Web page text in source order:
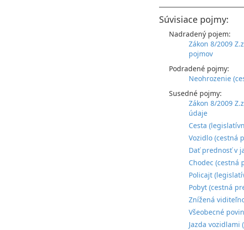
Súvisiace pojmy:
Nadradený pojem:
Zákon 8/2009
pojmov
Podradené pojmy:
Neohrozenie
Susedné pojmy:
Zákon 8/2009
údaje
Cesta
Vozidlo (cestná
Dať prednosť v
Chodec (cestná
Policajt
Pobyt (cestná
Znížená
Všeobecné
Jazda vozidlami